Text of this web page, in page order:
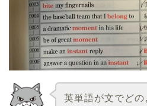
英単語が文でど